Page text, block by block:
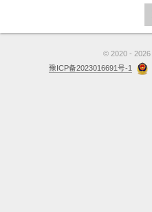
© 2020 - 2026
豫ICP备2023016691号-1